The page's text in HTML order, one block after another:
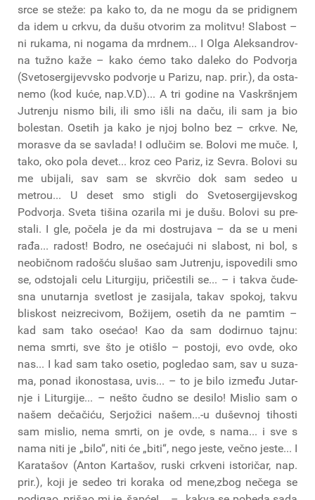
srce se ste­že: pa kako to, da ne mogu da se pridig­nem
da idem u crkvu, da dušu otvo­rim za moli­tvu! Sla­bost –
ni ruka­ma, ni noga­ma da mrd­nem... I Olga Alek­san­drov­
na tužno kaže – kako ćemo tako dale­ko do Podvor­ja
(Sve­to­ser­gi­jevvs­ko podvor­je u Pari­zu, nap. prir.), da osta­
nemo (kod kuće, nap.V.D)... A tri godi­ne na Vas­kr­šnjem
Jutre­nju nismo bili, ili smo išli na daču, ili sam ja bio
bole­stan. Ose­tih ja kako je njoj bol­no bez – crkve. Ne,
morasve da se savla­da! I odlu­čim se. Bolo­vi me muče. I,
tako, oko pola devet... kroz ceo Pariz, iz Sevra. Bolo­vi su
me ubi­ja­li, sav sam se skvr­čio dok sam sedeo u
metrou... U deset smo sti­gli do Sve­to­sergi­jev­skog
Podvor­ja. Sve­ta tiši­na oza­ri­la mi je dušu. Bolo­vi su pre­
sta­li. I gle, poče­la je da mi dostru­ja­va – da se u meni
rađa... radost! Bodro, ne ose­ća­ju­ći ni sla­bost, ni bol, s
neo­bič­nom rado­šću slu­šao sam Jutre­nju, ispo­ve­di­li smo
se, odsto­ja­li celu Litur­gi­ju, pri­če­sti­li se... – i takva čude­
sna unu­tar­nja sve­tlost je zasi­ja­la, takav spo­koj, takvu
bli­skost neiz­re­ci­vom, Boži­jem, ose­tih da ne pam­tim –
kad sam tako ose­ćao! Kao da sam dodir­nuo taj­nu:
nema smr­ti, sve što je oti­šlo – posto­ji, evo ovde, oko
nas... I kad sam tako ose­tio, pogle­dao sam, sav u suza­
ma, ponad iko­no­sta­sa, uvis... – to je bilo izme­đu Jutar­
nje i Litur­gi­je... – nešto čud­no se desi­lo! Mislio sam o
našem deča­či­ću, Ser­jo­ži­ci našem...-u dušev­noj tiho­sti
sam mislio, nema smr­ti, on je ovde, s nama... i sve s
nama niti je „bilo“, niti će „biti“, nego jeste, več­no jeste... I
Kara­ta­šov (Anton Kar­ta­šov, ruski crkve­ni isto­ri­čar, nap.
prir.), koji je sedeo tri kora­ka od mene,zbog neče­ga se